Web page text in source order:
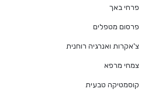
פרחי באך
פרסום מטפלים
צ'אקרות ואנרגיה רוחנית
צמחי מרפא
קוסמטיקה טבעית